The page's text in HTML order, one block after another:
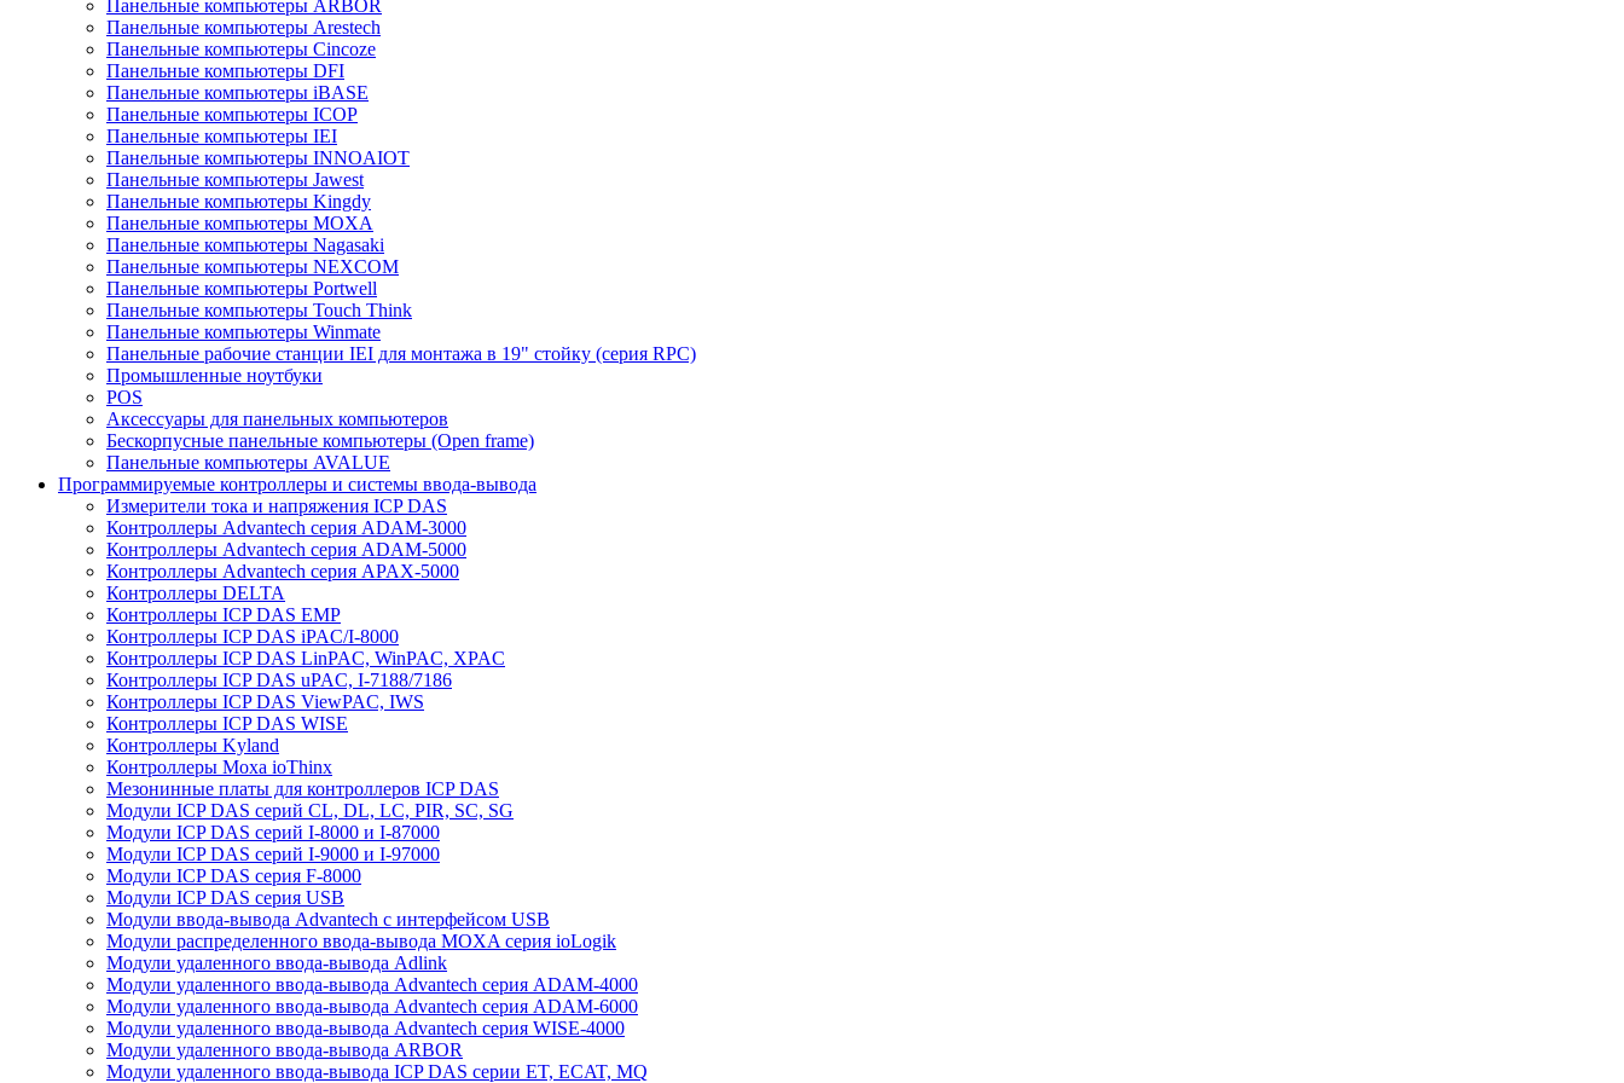
Панельные компьютеры ARBOR
Панельные компьютеры Arestech
Панельные компьютеры Cincoze
Панельные компьютеры DFI
Панельные компьютеры iBASE
Панельные компьютеры ICOP
Панельные компьютеры IEI
Панельные компьютеры INNOAIOT
Панельные компьютеры Jawest
Панельные компьютеры Kingdy
Панельные компьютеры MOXA
Панельные компьютеры Nagasaki
Панельные компьютеры NEXCOM
Панельные компьютеры Portwell
Панельные компьютеры Touch Think
Панельные компьютеры Winmate
Панельные рабочие станции IEI для монтажа в 19" стойку (серия RPC)
Промышленные ноутбуки
POS
Аксессуары для панельных компьютеров
Бескорпусные панельные компьютеры (Open frame)
Панельные компьютеры AVALUE
Программируемые контроллеры и системы ввода-вывода
Измерители тока и напряжения ICP DAS
Контроллеры Advantech серия ADAM-3000
Контроллеры Advantech серия ADAM-5000
Контроллеры Advantech серия APAX-5000
Контроллеры DELTA
Контроллеры ICP DAS EMP
Контроллеры ICP DAS iPAC/I-8000
Контроллеры ICP DAS LinPAC, WinPAC, XPAC
Контроллеры ICP DAS uPAC, I-7188/7186
Контроллеры ICP DAS ViewPAC, IWS
Контроллеры ICP DAS WISE
Контроллеры Kyland
Контроллеры Moxa ioThinx
Мезонинные платы для контроллеров ICP DAS
Модули ICP DAS серий CL, DL, LC, PIR, SC, SG
Модули ICP DAS серий I-8000 и I-87000
Модули ICP DAS серий I-9000 и I-97000
Модули ICP DAS серия F-8000
Модули ICP DAS серия USB
Модули ввода-вывода Advantech с интерфейсом USB
Модули распределенного ввода-вывода MOXA серия ioLogik
Модули удаленного ввода-вывода Adlink
Модули удаленного ввода-вывода Advantech серия ADAM-4000
Модули удаленного ввода-вывода Advantech серия ADAM-6000
Модули удаленного ввода-вывода Advantech серия WISE-4000
Модули удаленного ввода-вывода ARBOR
Модули удаленного ввода-вывода ICP DAS серии ET, ECAT, MQ